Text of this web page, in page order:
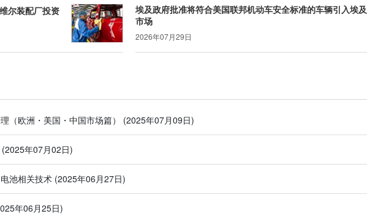
尔装配厂投资
埃及政府批准将符合美国联邦机动车安全标准的车辆引入埃及
市场
2026年07月29日
（欧洲・美国・中国市场篇） (2025年07月09日)
(2025年07月02日)
池相关技术 (2025年06月27日)
年06月25日)